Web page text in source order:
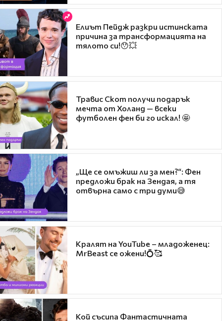
Елиът Пейдж разкри истинската
причина за трансформацията на
тялото си!😯💥
Травис Скот получи подарък
мечта от Холанд — всеки
футболен фен би го искал! 🤩
„Ще се омъжиш ли за мен?“: Фен
предложи брак на Зендая, а тя
отвърна само с три думи😅
Кралят на YouTube – младоженец:
MrBeast се ожени!💍🥰
Кой съсипа Фантастичната